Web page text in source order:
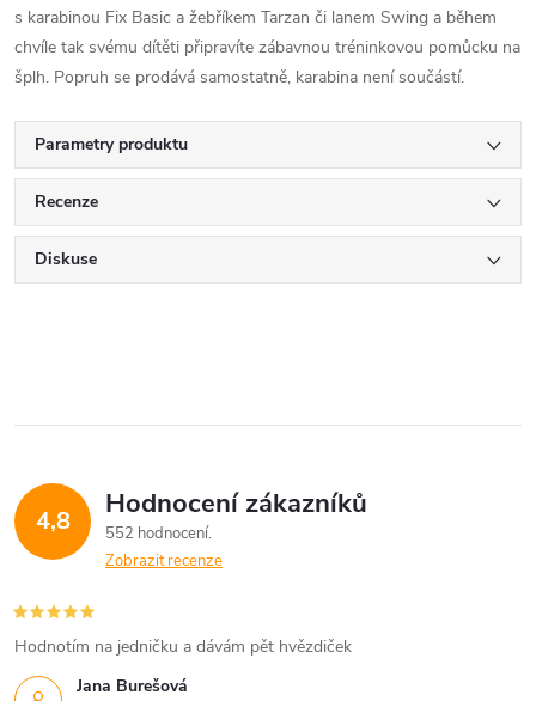
s karabinou Fix Basic a žebříkem Tarzan či lanem Swing a během
chvíle tak svému dítěti připravíte zábavnou tréninkovou pomůcku na
šplh. Popruh se prodává samostatně, karabina není součástí.
Parametry produktu
Recenze
Diskuse
4,8 Hodnocení zákazníků
552 hodnocení
Zobrazit recenze
Jana Burešová
Hodnotím na jedničku a dávám pět hvězdiček